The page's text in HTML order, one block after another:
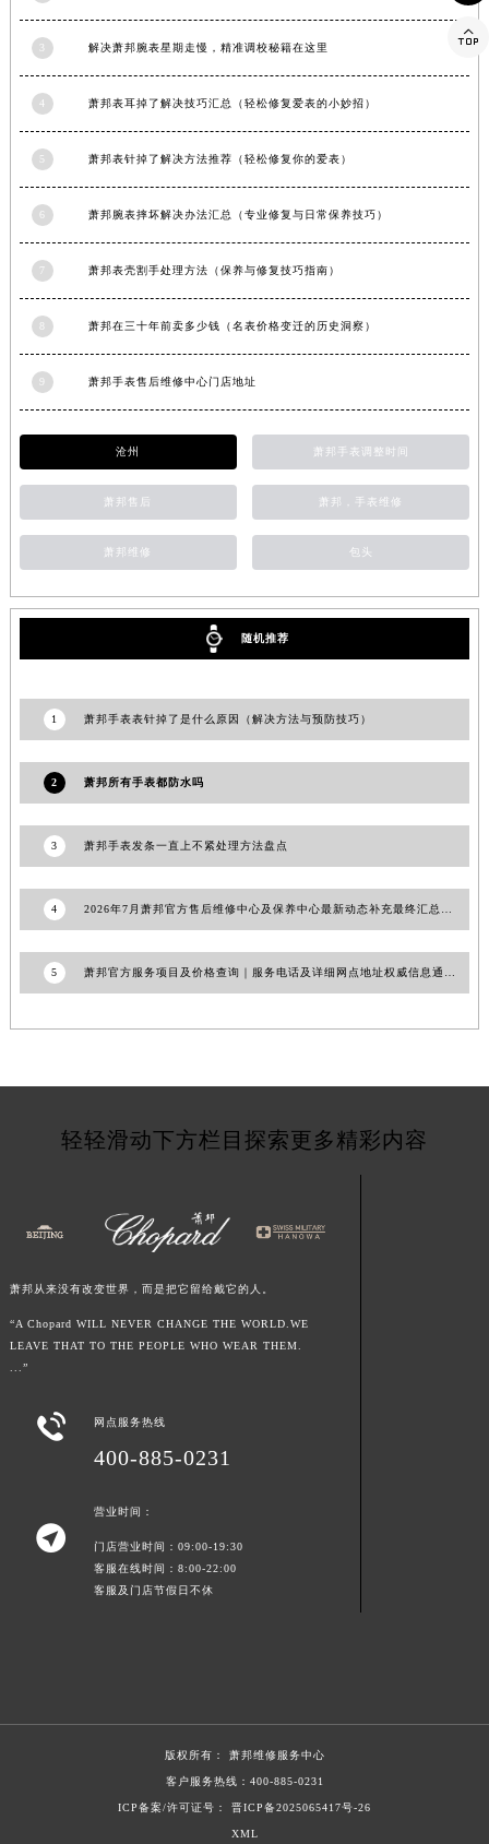
3 解决萧邦腕表星期走慢，精准调校秘籍在这里
4 萧邦表耳掉了解决技巧汇总（轻松修复爱表的小妙招）
5 萧邦表针掉了解决方法推荐（轻松修复你的爱表）
6 萧邦腕表摔坏解决办法汇总（专业修复与日常保养技巧）
7 萧邦表壳割手处理方法（保养与修复技巧指南）
8 萧邦在三十年前卖多少钱（名表价格变迁的历史洞察）
9 萧邦手表售后维修中心门店地址
沧州 萧邦手表调整时间
萧邦售后 萧邦，手表维修
萧邦维修 包头
随机推荐
1 萧邦手表表针掉了是什么原因（解决方法与预防技巧）
2 萧邦所有手表都防水吗
3 萧邦手表发条一直上不紧处理方法盘点
4
5
轻轻滑动下方栏目探索更多精彩内容
萧邦从来没有改变世界，而是把它留给戴它的人。
“A Chopard WILL NEVER CHANGE THE WORLD.WE
LEAVE THAT TO THE PEOPLE WHO WEAR THEM.
...”
 网点服务热线
400-885-0231

营业时间：
门店营业时间：09:00-19:30
客服在线时间：8:00-22:00
客服及门店节假日不休
版权所有： 萧邦维修服务中心
客户服务热线： 400-885-0231
ICP备案/许可证号： 晋ICP备2025065417号-26
XML
